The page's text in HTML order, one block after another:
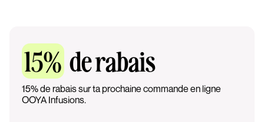
15% de rabais
15% de rabais sur ta prochaine commande en ligne
OOYA Infusions.